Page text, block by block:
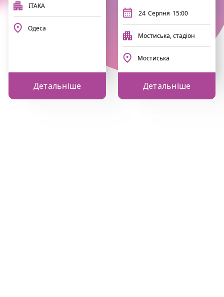
ITAKA
Одеса
Детальніше
24 Серпня 15:00
Мостиська, стадіон
Мостиська
Детальніше